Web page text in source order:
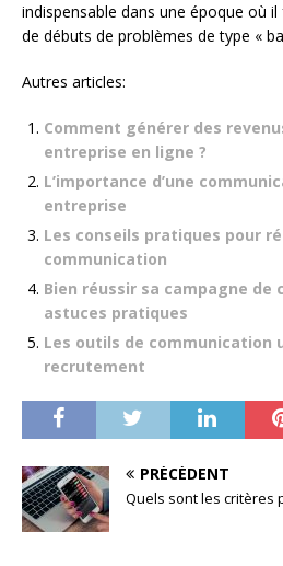
indispensable dans une époque où
de débuts de problèmes de type «
Autres articles:
Comment générer des
entreprise en ligne ?
L’importance d’une
entreprise
Les conseils pratiques pour
communication
Bien réussir sa campagne de
astuces pratiques
Les outils de communication
recrutement
PRÉCÉDENT
Quels sont les critères